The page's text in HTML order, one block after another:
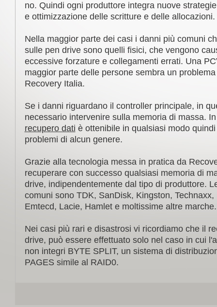
no. Quindi ogni produttore integra nuove
e ottimizzazione delle scritture e delle allocazioni.
Nella maggior parte dei casi i danni più comuni
sulle pen drive sono quelli fisici, che vengono
eccessive forzature e collegamenti errati. Una
maggior parte delle persone sembra un
Recovery Italia.
Se i danni riguardano il controller principale, in
necessario intervenire sulla memoria di massa.
recupero dati è ottenibile in qualsiasi modo
problemi di alcun genere.
Grazie alla tecnologia messa in pratica da
recuperare con successo qualsiasi memoria di
drive, indipendentemente dal tipo di produttore.
comuni sono TDK, SanDisk, Kingston, Technaxx,
Emtecd, Lacie, Hamlet e moltissime altre marche.
Nei casi più rari e disastrosi vi ricordiamo che il
drive, può essere effettuato solo nel caso in cui
non integri BYTE SPLIT, un sistema di
PAGES simile al RAID0.